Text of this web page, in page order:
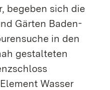
begeben sich die
Gärten Baden-
in den
gestalteten
Wasser